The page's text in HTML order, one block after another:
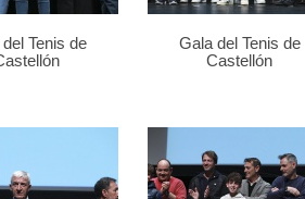
Tenis de
Gala del Tenis de
Castellón